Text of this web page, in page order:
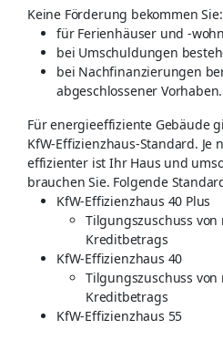
Keine Förderung bekommen Sie:
für Ferienhäuser und -
bei Umschuldungen
bei Nachfinanzierungen
abgeschlossener Vorhaben.
Für energieeffiziente Gebäude
KfW-Effizienzhaus-Standard. Je
effizienter ist Ihr Haus und
brauchen Sie. Folgende
KfW-Effizienzhaus 40 Plus
Tilgungszuschuss von
Kreditbetrags
KfW-Effizienzhaus 40
Tilgungszuschuss von
Kreditbetrags
KfW-Effizienzhaus 55